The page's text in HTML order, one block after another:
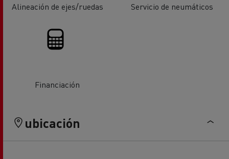
Alineación de ejes/ruedas Servicio de neumáticos
Financiación
ubicación